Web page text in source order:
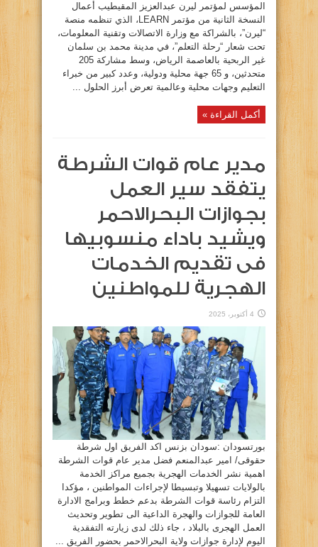
المؤسس لمؤتمر ليرن عبدالعزيز المقيطيب أعمال
النسخة الثانية من مؤتمر LEARN، الذي تنظمه منصة
“ليرن”، بالشراكة مع وزارة الاتصالات وتقنية المعلومات،
تحت شعار “رحلة التعلم”، في مدينة محمد بن سلمان
غير الربحية بالعاصمة الرياض، وسط مشاركة 205
متحدثين، و 65 جهة محلية ودولية، وعدد كبير من خبراء
التعليم وجهات محلية وعالمية تعرض أبرز الحلول ...
أكمل القراءة »
مدير عام قوات الشرطة
يتفقد سير العمل
بجوازات البحرالاحمر
ويشيد باداء منسوبيها
فى تقديم الخدمات
الهجرية للمواطنين
4 أكتوبر، 2025
بورتسودان :سودان بزنس اكد الفريق اول شرطة
حقوقى/ امير عبدالمنعم فضل مدير عام قوات الشرطة
اهمية نشر الخدمات الهجرية بجميع مراكز الخدمة
بالولايات تسهيلا وتبسيطا لإجراءات المواطنين ، مؤكدا
التزام رئاسة قوات الشرطة بدعم خطط وبرامج الادارة
العامة للجوازات والهجرة الداعية الى تطوير وتحديث
العمل الهجرى بالبلاد ، جاء ذلك لدى زيارته التفقدية
اليوم لإدارة جوازات ولاية البحرالاحمر بحضور الفريق ...